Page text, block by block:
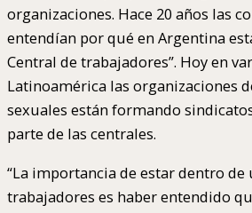
organizaciones. Hace 20 años las
entendían por qué en Argentina
Central de trabajadores”. Hoy en
Latinoamérica las organizaciones
sexuales están formando
parte de las centrales.
“La importancia de estar dentro de
trabajadores es haber entendido